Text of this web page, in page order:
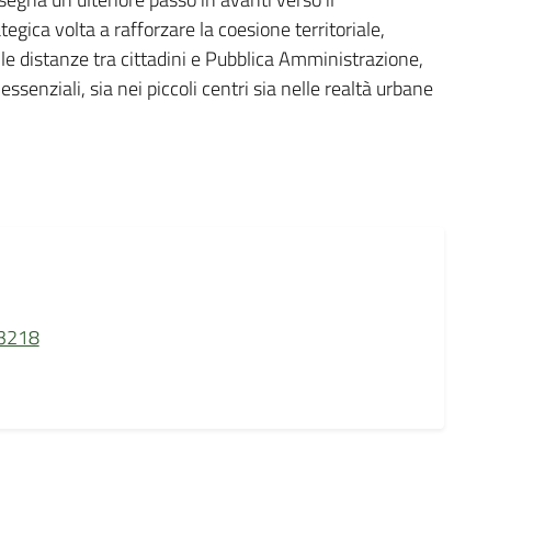
volta a rafforzare la coesione territoriale,
distanze tra cittadini e Pubblica Amministrazione,
sia nei piccoli centri sia nelle realtà urbane